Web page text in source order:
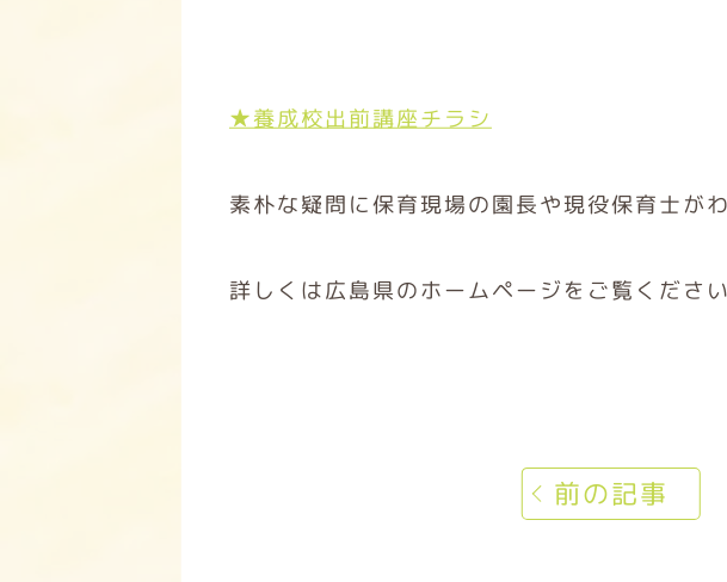
★養成校出前講座チラシ
素朴な疑問に保育現場の園長や現役保育士が
詳しくは広島県のホームページをご覧ください
前の記事